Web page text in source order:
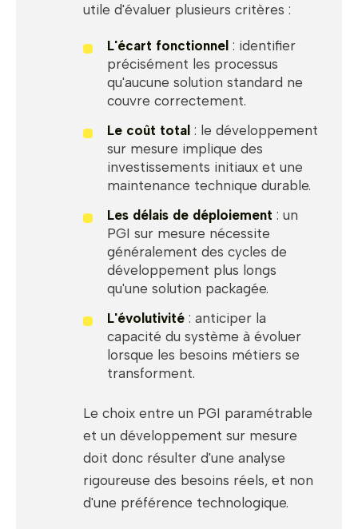
utile d'évaluer plusieurs critères :
L'écart fonctionnel : identifier
précisément les processus
qu'aucune solution standard ne
couvre correctement.
Le coût total : le développement
sur mesure implique des
investissements initiaux et une
maintenance technique durable.
Les délais de déploiement : un
PGI sur mesure nécessite
généralement des cycles de
développement plus longs
qu'une solution packagée.
L'évolutivité : anticiper la
capacité du système à évoluer
lorsque les besoins métiers se
transforment.
Le choix entre un PGI paramétrable
et un développement sur mesure
doit donc résulter d'une analyse
rigoureuse des besoins réels, et non
d'une préférence technologique.